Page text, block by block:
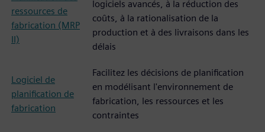
ressources de
fabrication (MRP
II)
logiciels avancés, à la réduction des
coûts, à la rationalisation de la
production et à des livraisons dans les
délais
Logiciel de
planification de
fabrication
Facilitez les décisions de planification
en modélisant l'environnement de
fabrication, les ressources et les
contraintes